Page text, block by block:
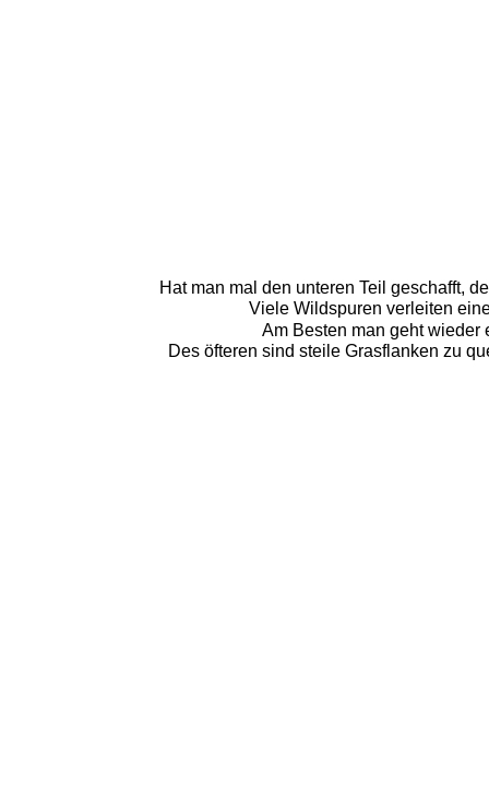
Hat man mal den unteren Teil geschafft,
Viele Wildspuren verleiten
Am Besten man geht wieder
Des öfteren sind steile Grasflanken zu